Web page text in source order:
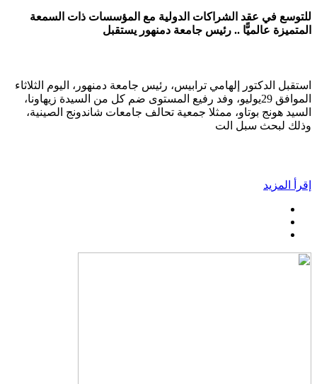
للتوسع في عقد الشراكات الدولية مع المؤسسات ذات السمعة
المتميزة عالميًّا .. رئيس جامعة دمنهور يستقبل
استقبل الدكتور إلهامي ترابيس، رئيس جامعة دمنهور، اليوم الثلاثاء
الموافق 29يوليو، وفد رفيع المستوى ضم كل من السيدة زيهاونا،
السيد هونج بوتاو، ممثلا جمعية تحالف جامعات شاندونج الصينية،
وذلك لبحث سبل الت
إقرأ المزيد